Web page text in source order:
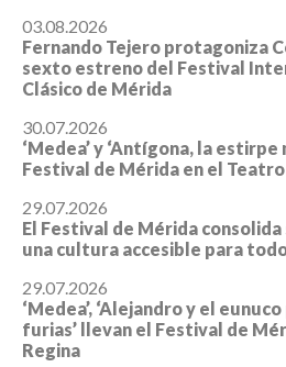
03.08.2026
Fernando Tejero protagoniza
sexto estreno del Festival
Clásico de Mérida
30.07.2026
‘Medea’ y ‘Antígona, la
Festival de Mérida en el
29.07.2026
El Festival de Mérida
una cultura accesible para
29.07.2026
‘Medea’, ‘Alejandro y el eunuco
furias’ llevan el Festival de
Regina